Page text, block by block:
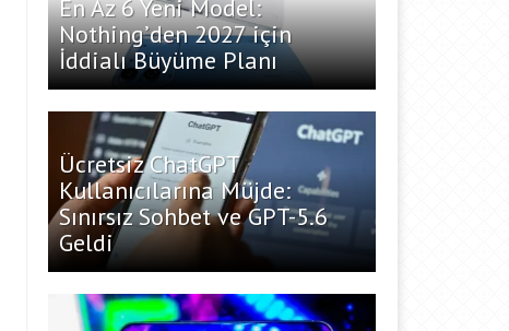
En Az 6 Yeni Model:
Nothing’den 2027 için
İddialı Büyüme Planı
Ücretsiz ChatGPT
Kullanıcılarına Müjde:
Sınırsız Sohbet ve GPT-5.6
Geldi